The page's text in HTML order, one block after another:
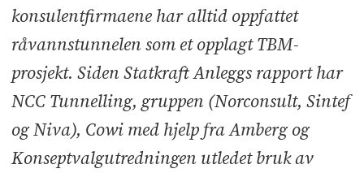
konsulentfirmaene har alltid oppfattet
råvannstunnelen som et opplagt TBM-
prosjekt. Siden Statkraft Anleggs rapport har
NCC Tunnelling, gruppen (Norconsult, Sintef
og Niva), Cowi med hjelp fra Amberg og
Konseptvalgutredningen utledet bruk av